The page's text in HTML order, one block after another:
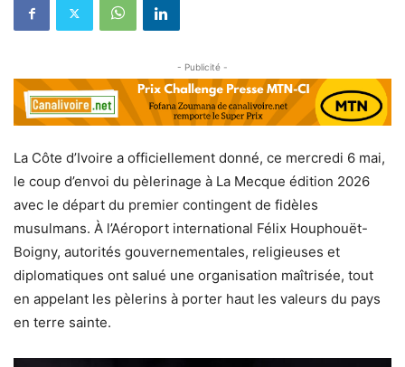
- Publicité -
La Côte d’Ivoire a officiellement donné, ce mercredi 6 mai,
le coup d’envoi du pèlerinage à La Mecque édition 2026
avec le départ du premier contingent de fidèles
musulmans. À l’Aéroport international Félix Houphouët-
Boigny, autorités gouvernementales, religieuses et
diplomatiques ont salué une organisation maîtrisée, tout
en appelant les pèlerins à porter haut les valeurs du pays
en terre sainte.